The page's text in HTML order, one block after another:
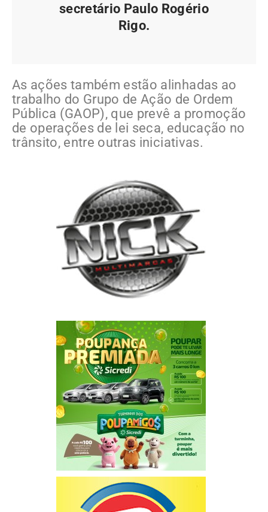
secretário Paulo Rogério
Rigo.
As ações também estão alinhadas ao
trabalho do Grupo de Ação de Ordem
Pública (GAOP), que prevê a promoção
de operações de lei seca, educação no
trânsito, entre outras iniciativas.